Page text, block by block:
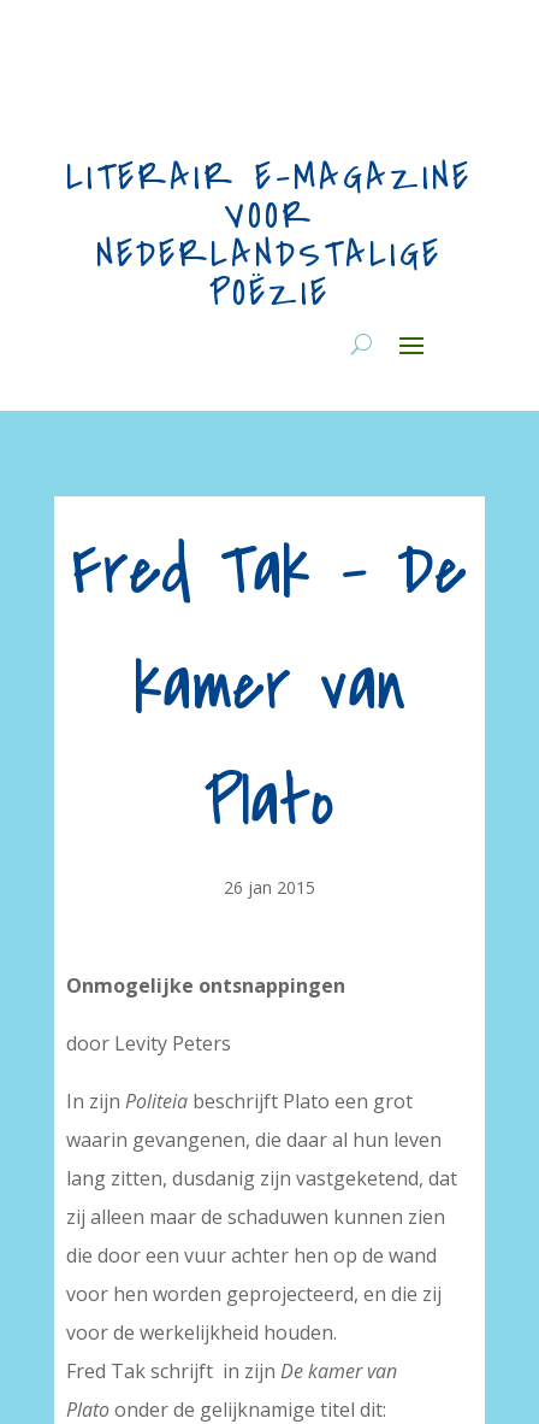
LITERAIR E-MAGAZINE
VOOR
NEDERLANDSTALIGE
POËZIE
Fred Tak – De
kamer van
Plato
26 jan 2015
Onmogelijke ontsnappingen
door Levity Peters
In zijn Politeiabeschrijft Plato een grot
waarin gevangenen, die daar al hun leven
lang zitten, dusdanig zijn vastgeketend, dat
zij alleen maar de schaduwen kunnen zien
die door een vuur achter hen op de wand
voor hen worden geprojecteerd, en die zij
voor de werkelijkheid houden.
Fred Tak schrijft in zijn De kamer van
Platoonder de gelijknamige titel dit: